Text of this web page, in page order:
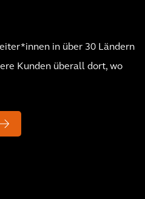
in über 30 Ländern
Kunden überall dort, wo